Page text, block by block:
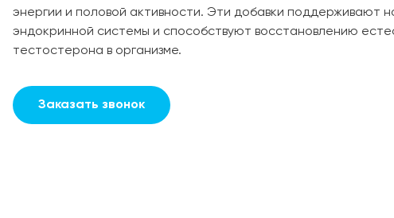
энергии и половой активности. Эти добавки поддерживают
эндокринной системы и способствуют восстановлению
тестостерона в организме.
Заказать звонок